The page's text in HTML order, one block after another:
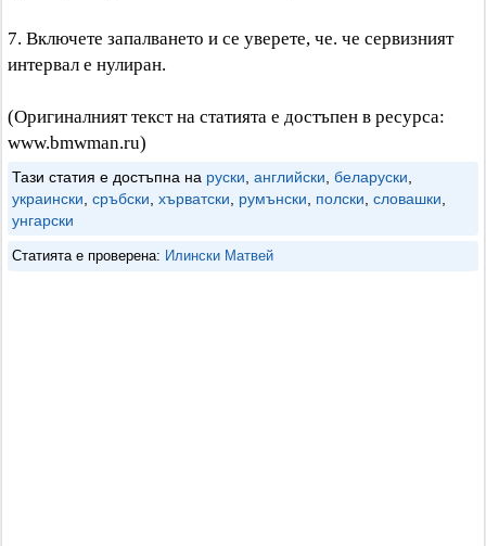
7. Включете запалването и се уверете, че. че сервизният
интервал е нулиран.
(Оригиналният текст на статията е достъпен в ресурса:
www.bmwman.ru)
Тази статия е достъпна на руски английски беларуски
украински сръбски хърватски румънски полски словашки
унгарски
Статията е проверена: Илински Матвей